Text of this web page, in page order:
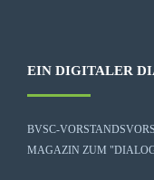
EIN DIGITALER
BVSC-
MAGAZIN ZUM